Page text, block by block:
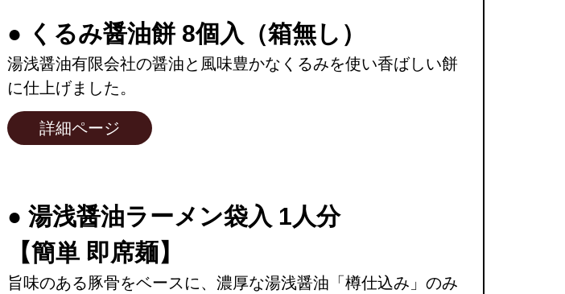
● くるみ醤油餅 8個入（箱無し）
湯浅醤油有限会社の醤油と風味豊かなくるみを使い香ばしい餅
に仕上げました。
詳細ページ
● 湯浅醤油ラーメン袋入 1人分
【簡単 即席麺】
旨味のある豚骨をベースに、濃厚な湯浅醤油「樽仕込み」のみ